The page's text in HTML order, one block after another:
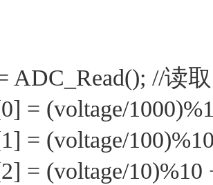
ADC_Read(); //读
= (voltage/
= (voltage/
= (voltage/10)%10